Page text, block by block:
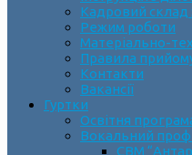
Кадровий склад
Режим роботи
Матеріально-
Правила
Контакти
Вакансії
Гуртки
Освітня
Вокальний
СВМ